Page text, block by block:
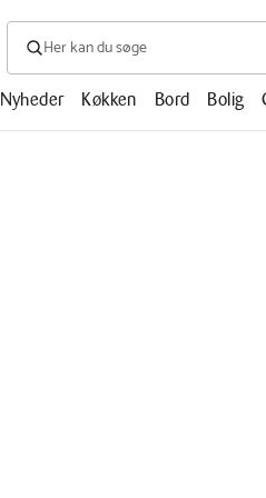
Søg efter produkter, artikler,
Søg
efter
artikler,
Nyheder Køkken Bord Bolig